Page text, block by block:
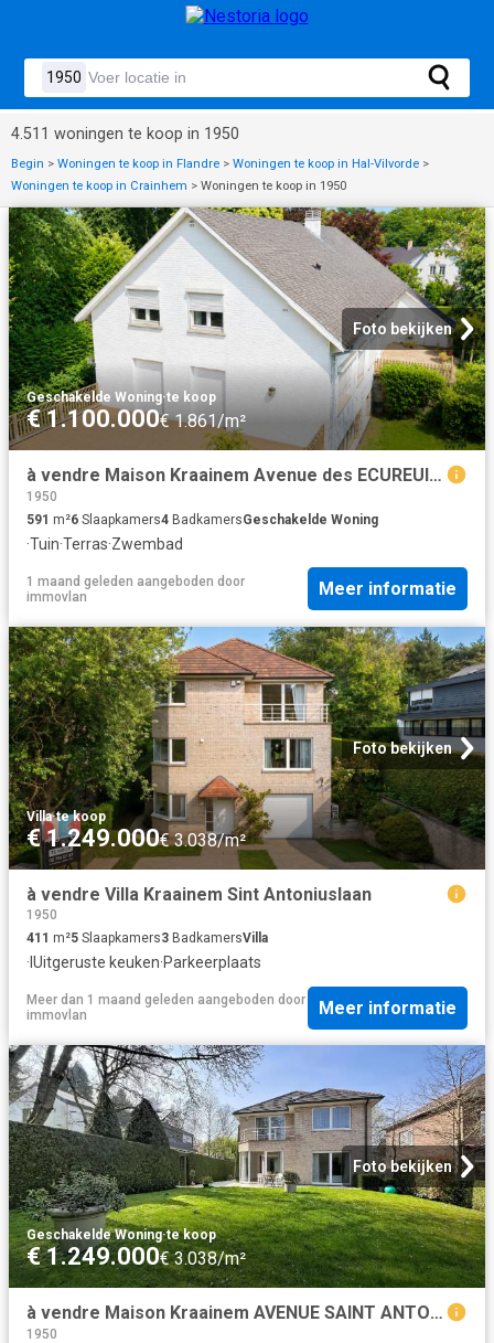
4.511 woningen te koop in 1950
Begin > Woningen te koop in Flandre > Woningen te koop in Hal-Vilvorde >
Woningen te koop in Crainhem > Woningen te koop in 1950
Foto bekijken
Geschakelde Woning·te koop
€ 1.100.000€ 1.861/m²
à vendre Maison Kraainem Avenue des ECUREUILS
1950
591 m²6 Slaapkamers4 BadkamersGeschakelde Woning
·Tuin·Terras·Zwembad
1 maand geleden aangeboden door
immovlan
Meer informatie
Foto bekijken
Villa·te koop
€ 1.249.000€ 3.038/m²
à vendre Villa Kraainem Sint Antoniuslaan
1950
411 m²5 Slaapkamers3 BadkamersVilla
· IUitgeruste keuken·Parkeerplaats
Meer dan 1 maand geleden aangeboden door
immovlan
Meer informatie
Foto bekijken
Geschakelde Woning·te koop
€ 1.249.000€ 3.038/m²
à vendre Maison Kraainem AVENUE SAINT ANTOINE
1950